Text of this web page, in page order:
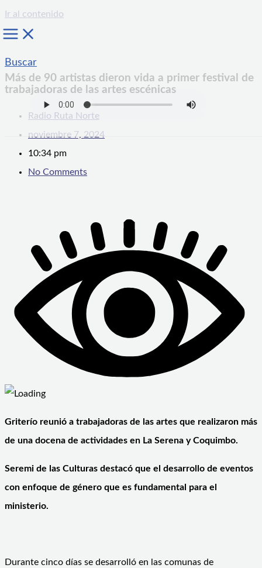
Ir al contenido
Buscar
Más de 90 artistas dieron vida a primer festival de
trabajadoras de las artes escénicas
Radio Ruta Norte
noviembre 7, 2024
10:34 pm
No Comments
Griterío reunió a trabajadoras de las artes que realizaron más
de una docena de actividades en La Serena y Coquimbo.
Seremi de las Culturas destacó que el desarrollo de eventos
con enfoque de género que es fundamental para el
ministerio.
Durante cinco días se desarrolló en las comunas de